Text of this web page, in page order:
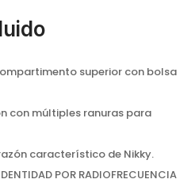
superior con bolsa
con múltiples ranuras para
característico de Nikky.
POR RADIOFRECUENCIA